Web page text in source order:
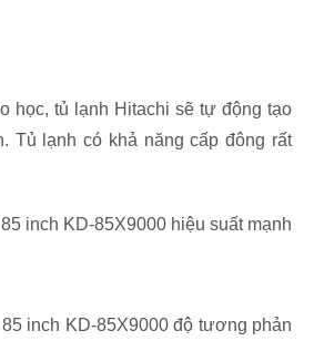
học, tủ lạnh Hitachi sẽ tự động tạo
Tủ lạnh có khả năng cấp đông rất